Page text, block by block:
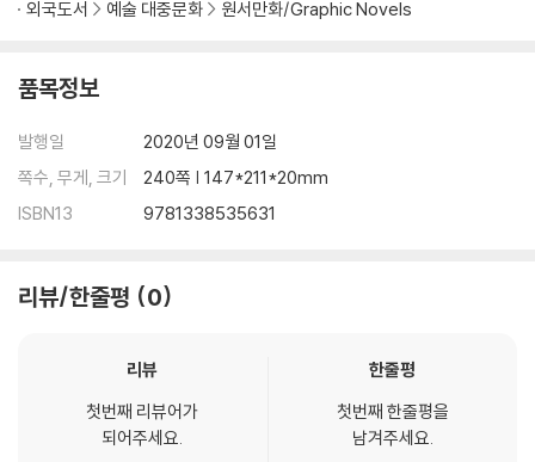
외국도서
예술 대중문화 원서만화/Graphic Novels
품목정보
발행일
2020년 09월 01일
쪽수, 무게, 크기
240쪽 | 147*211*20mm
ISBN13
9781338535631
리뷰/한줄평 0
리뷰
첫번째 리뷰어가
되어주세요.
한줄평
첫번째 한줄평을
남겨주세요.